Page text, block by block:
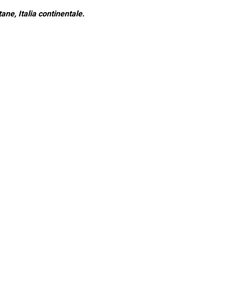
Italia continentale.